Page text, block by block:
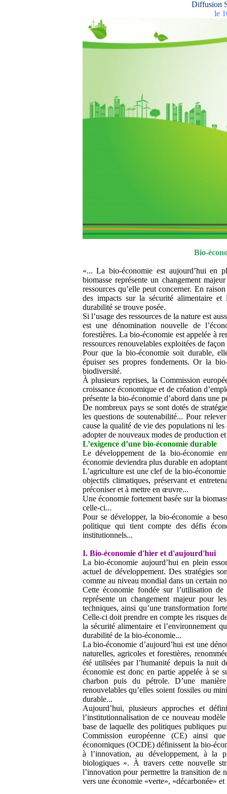
Diffusion
le
Bio-
«... La bio-économie est aujourd’hui en
biomasse représente un changement
ressources qu’elle peut concerner. En
des impacts sur la sécurité alimentaire et
durabilité se trouve posée.
Si l’usage des ressources de la nature est
est une dénomination nouvelle de
forestières. La bio-économie est appelée à
ressources renouvelables exploitées de
Pour que la bio-économie soit durable,
épuiser ses propres fondements. Or la
biodiversité.
À plusieurs reprises, la Commission
croissance économique et de création
présente la bio-économie d’abord dans une
De nombreux pays se sont dotés de
les questions de soutenabilité... Pour
cause la qualité de vie des populations ni
adopter de nouveaux modes de production
L’exigence d’une bio-économie durable
Le développement de la bio-économie
économie deviendra plus durable en
L’agriculture est une clef de la bio-
objectifs climatiques, préservant et
préconiser et à mettre en œuvre...
Une économie fortement basée sur la
celle-ci...
Pour se développer, la bio-économie a
politique qui tient compte des défis
institutionnels...
I. Bio-économie d'hier et d'aujourd'hui
La bio-économie aujourd’hui en plein
actuel de développement. Des stratégies
comme au niveau mondial dans un certain
Cette économie fondée sur l’utilisation
représente un changement majeur pour
techniques, ainsi qu’une transformation
Celle-ci doit prendre en compte les risques
la sécurité alimentaire et l’environnement
durabilité de la bio-économie...
La bio-économie d’aujourd’hui est une
naturelles, agricoles et forestières,
été utilisées par l’humanité depuis la nuit
économie est donc en partie appelée à se
charbon puis du pétrole. D’une
renouvelables qu’elles soient fossiles ou
durable...
Aujourd’hui, plusieurs approches et
l’institutionnalisation de ce nouveau
base de laquelle des politiques publiques
Commission européenne (CE) ainsi
économiques (OCDE) définissent la bio-
à l’innovation, au développement, à la
biologiques ». À travers cette nouvelle
l’innovation pour permettre la transition de
vers une économie «verte», «décarbonée» et